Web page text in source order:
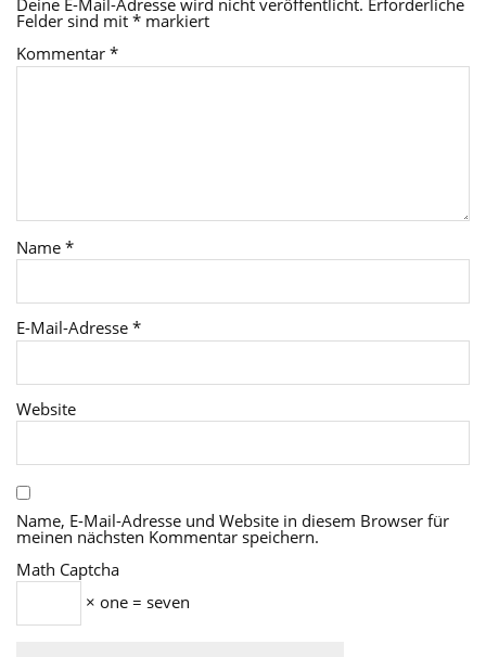
Deine E-Mail-Adresse wird nicht veröffentlicht. Erforderliche
Felder sind mit* markiert
Kommentar*
Name*
E-Mail-Adresse*
Website
Name, E-Mail-Adresse und Website in diesem Browser für
meinen nächsten Kommentar speichern.
Math Captcha
× one = seven